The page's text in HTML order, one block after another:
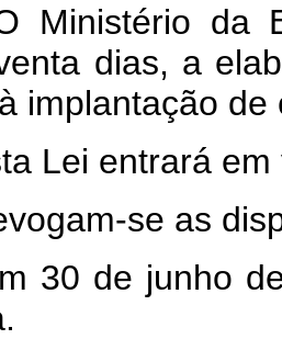
Ministério da
dias, a
implantação de
Lei entrará
se as
30 de junho